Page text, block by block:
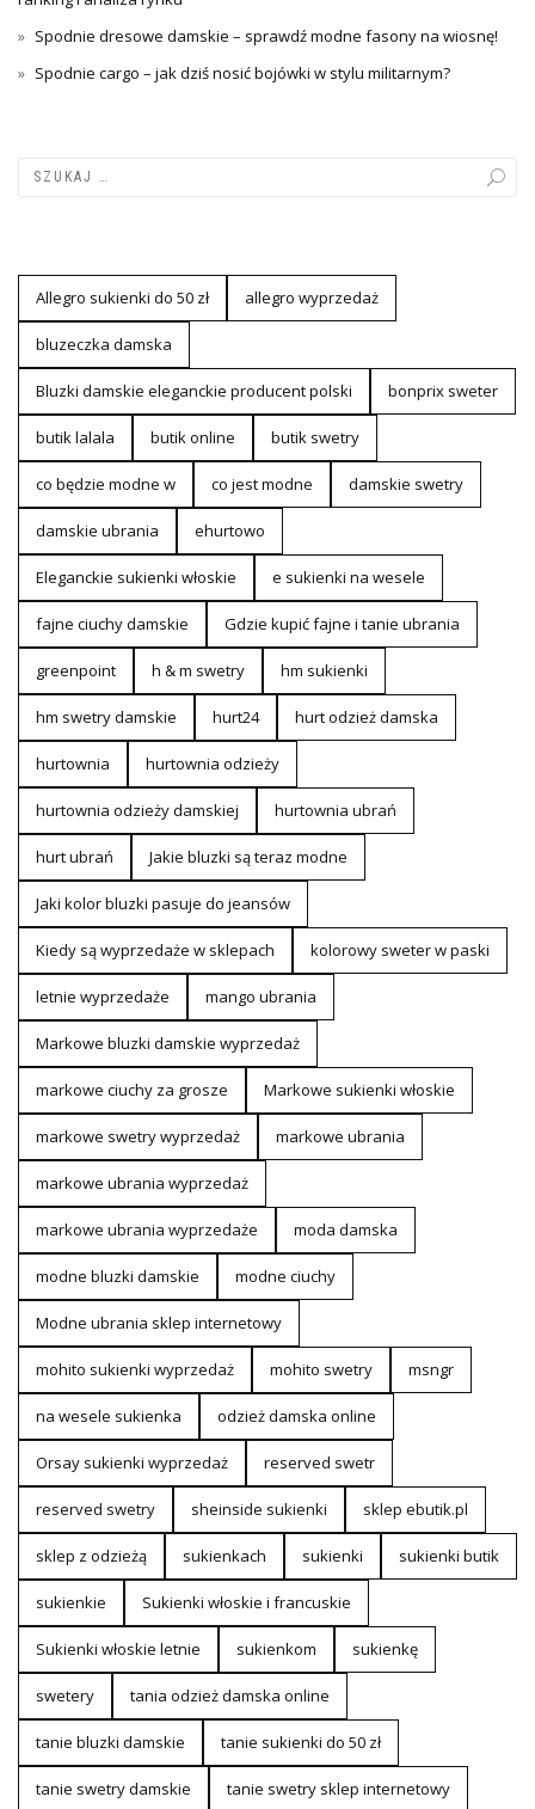
Spodnie dresowe damskie – sprawdź modne fasony na wiosnę!
Spodnie cargo – jak dziś nosić bojówki w stylu militarnym?
Allegro sukienki do 50 zł allegro wyprzedaż
bluzeczka damska
Bluzki damskie eleganckie producent polski bonprix sweter
butik lalala butik online butik swetry
co będzie modne w co jest modne damskie swetry
damskie ubrania ehurtowo
Eleganckie sukienki włoskie e sukienki na wesele
fajne ciuchy damskie Gdzie kupić fajne i tanie ubrania
greenpoint h & m swetry hm sukienki
hm swetry damskie hurt24 hurt odzież damska
hurtownia hurtownia odzieży
hurtownia odzieży damskiej hurtownia ubrań
hurt ubrań Jakie bluzki są teraz modne
Jaki kolor bluzki pasuje do jeansów
Kiedy są wyprzedaże w sklepach kolorowy sweter w paski
letnie wyprzedaże mango ubrania
Markowe bluzki damskie wyprzedaż
markowe ciuchy za grosze Markowe sukienki włoskie
markowe swetry wyprzedaż markowe ubrania
markowe ubrania wyprzedaż
markowe ubrania wyprzedaże moda damska
modne bluzki damskie modne ciuchy
Modne ubrania sklep internetowy
mohito sukienki wyprzedaż mohito swetry msngr
na wesele sukienka odzież damska online
Orsay sukienki wyprzedaż reserved swetr
reserved swetry sheinside sukienki sklep ebutik.pl
sklep z odzieżą sukienkach sukienki sukienki butik
sukienkie Sukienki włoskie i francuskie
Sukienki włoskie letnie sukienkom sukienkę
swetery tania odzież damska online
tanie bluzki damskie tanie sukienki do 50 zł
tanie swetry damskie tanie swetry sklep internetowy